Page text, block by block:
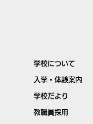
学校について
入学・体験案内
学校だより
教職員採用